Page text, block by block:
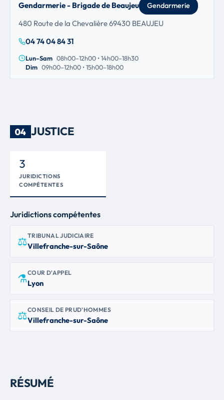
Gendarmerie - Brigade de Beaujeu Gendarmerie
480 Route de la Chevalière 69430 BEAUJEU
04 74 04 84 31
Lun–Sam 08h00–12h00 • 14h00–18h30
Dim 09h00–12h00 • 15h00–18h00
04 JUSTICE
3
JURIDICTIONS
COMPÉTENTES
Juridictions compétentes
⚖TRIBUNAL JUDICIAIRE
Villefranche-sur-Saône
⚗COUR D'APPEL
Lyon
⚖CONSEIL DE PRUD'HOMMES
Villefranche-sur-Saône
RÉSUMÉ